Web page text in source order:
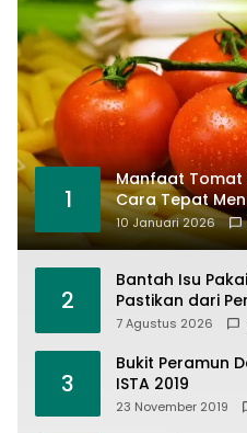
1
Manfaat Tomat
Cara Tepat
10 Januari 2026
2
Bantah Isu
Pastikan dari
Pengaman
7 Agustus 2026
3
Bukit Peramun
ISTA 2019
23 November 2019